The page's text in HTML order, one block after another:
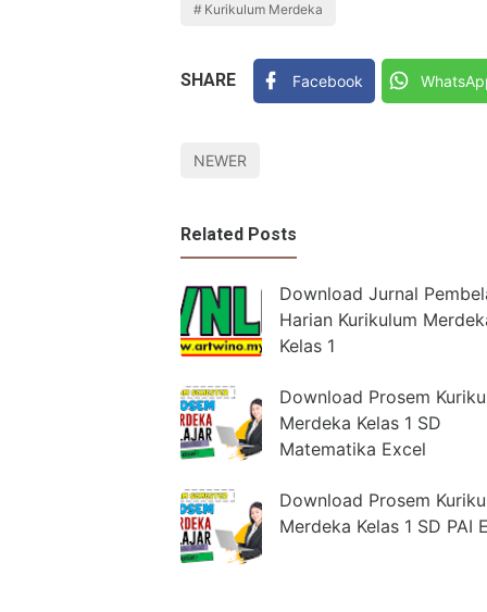
Kurikulum Merdeka
SHARE Facebook
NEWER
Related Posts
Download Jurnal
Harian Kurikulum
Kelas 1
Download Prosem
Merdeka Kelas 1 SD
Matematika Excel
Download Prosem
Merdeka Kelas 1 SD PAI